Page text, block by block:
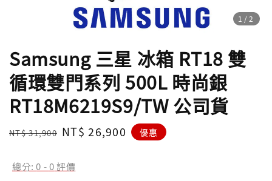
1 /2
Samsung 三星 冰箱 RT18 雙
循環雙門系列 500L 時尚銀
RT18M6219S9/TW 公司貨
Regular
NT$ 31,900 Sale
NT$ 26,900 優惠
總分:0 -0評價